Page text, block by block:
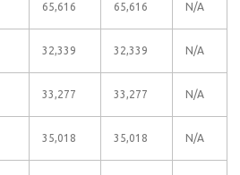
65,616 65,616 N/A
32,339 32,339 N/A
33,277 33,277 N/A
35,018 35,018 N/A